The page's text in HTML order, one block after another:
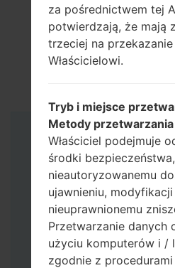
za pośrednictwem tej
potwierdzają, że mają
trzeciej na
Właścicielowi.
Tryb i miejsce
Metody przetwarzania
Właściciel podejmuje
środki
nieautoryzowanemu
ujawnieniu,
nieuprawnionemu
Przetwarzanie danych
użyciu komputerów i /
zgodnie z